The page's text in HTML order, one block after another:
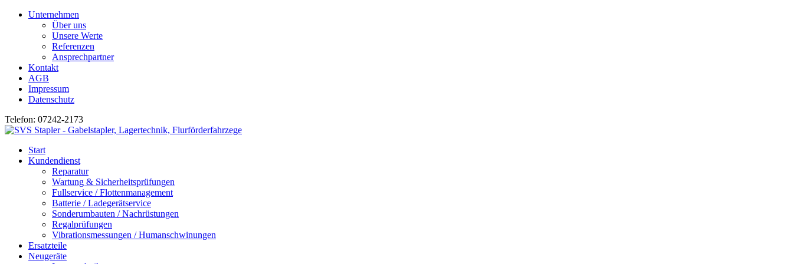
Unternehmen
Über uns
Unsere Werte
Referenzen
Ansprechpartner
Kontakt
AGB
Impressum
Datenschutz
Telefon: 07242-2173
Start
Kundendienst
Reparatur
Wartung & Sicherheitsprüfungen
Fullservice / Flottenmanagement
Batterie / Ladegerätservice
Sonderumbauten / Nachrüstungen
Regalprüfungen
Vibrationsmessungen / Humanschwinungen
Ersatzteile
Neugeräte